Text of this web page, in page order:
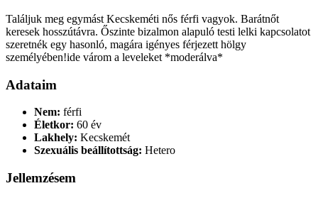
Találjuk meg egymást Kecskeméti nős férfi vagyok. Barátnőt
keresek hosszútávra. Őszinte bizalmon alapuló testi lelki kapcsolatot
szeretnék egy hasonló, magára igényes férjezett hölgy
személyében!ide várom a leveleket *moderálva*
Adataim
Nem: férfi
Életkor: 60 év
Lakhely: Kecskemét
Szexuális beállítottság: Hetero
Jellemzésem